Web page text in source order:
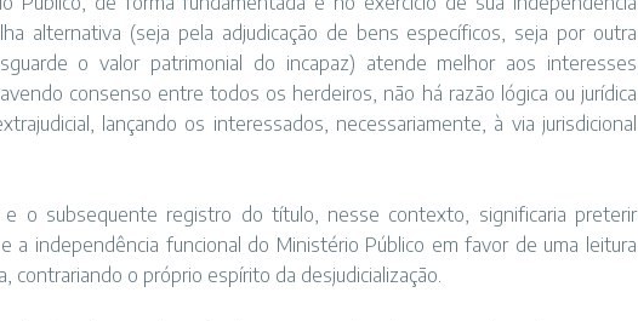
alternativa (seja pela adjudicação de bens específicos, seja por outra
o valor patrimonial do incapaz) atende melhor aos interesses
consenso entre todos os herdeiros, não há razão lógica ou jurídica
lançando os interessados, necessariamente, à via jurisdicional
e o subsequente registro do título, nesse contexto, significaria preterir
a independência funcional do Ministério Público em favor de uma leitura
contrariando o próprio espírito da desjudicialização.